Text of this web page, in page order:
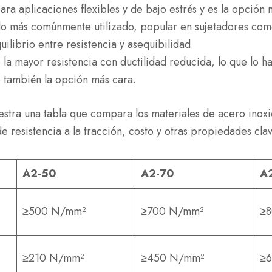
aplicaciones flexibles y de bajo estrés y es la opción
más comúnmente utilizado, popular en sujetadores
entre resistencia y asequibilidad.
mayor resistencia con ductilidad reducida, lo que lo
la opción más cara.
una tabla que compara los materiales de acero
resistencia a la tracción, costo y otras propiedades
A2-50 A2-70
≥500 N/mm² ≥700 N/mm²
≥210 N/mm² ≥450 N/mm²